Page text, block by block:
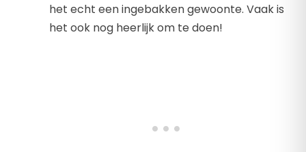
het echt een ingebakken gewoonte. Vaak is
het ook nog heerlijk om te doen!